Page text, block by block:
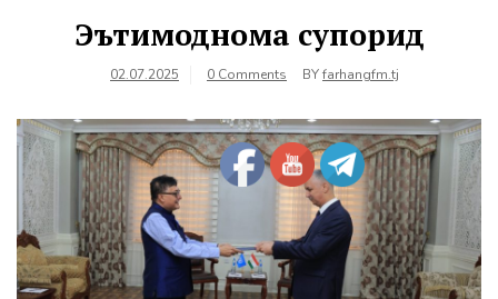
Эътимоднома супорид
02.07.2025 0 Comments BYfarhangfm.tj